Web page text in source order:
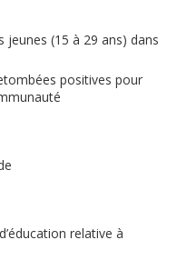
(15 à 29 ans) dans
positives pour
relative à